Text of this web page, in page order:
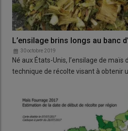
L’ensilage brins longs au banc
30 octobre 2019
Né aux États-Unis, l’ensilage de maïs
technique de récolte visant à obtenir